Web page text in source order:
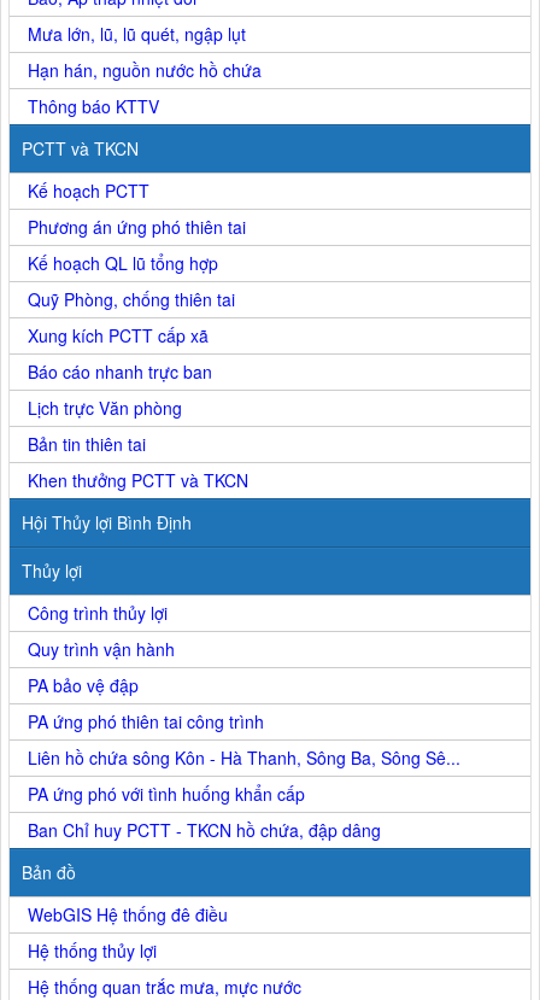
Mưa lớn, lũ, lũ quét, ngập lụt
Hạn hán, nguồn nước hồ chứa
Thông báo KTTV
PCTT và TKCN
Kế hoạch PCTT
Phương án ứng phó thiên tai
Kế hoạch QL lũ tổng hợp
Quỹ Phòng, chống thiên tai
Xung kích PCTT cấp xã
Báo cáo nhanh trực ban
Lịch trực Văn phòng
Bản tin thiên tai
Khen thưởng PCTT và TKCN
Hội Thủy lợi Bình Định
Thủy lợi
Công trình thủy lợi
Quy trình vận hành
PA bảo vệ đập
PA ứng phó thiên tai công trình
Liên hồ chứa sông Kôn - Hà Thanh, Sông Ba, Sông Sê...
PA ứng phó với tình huống khẩn cấp
Ban Chỉ huy PCTT - TKCN hồ chứa, đập dâng
Bản đồ
WebGIS Hệ thống đê điều
Hệ thống thủy lợi
Hệ thống quan trắc mưa, mực nước